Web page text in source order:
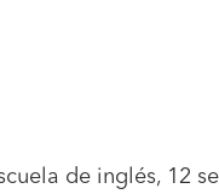
de inglés, 12